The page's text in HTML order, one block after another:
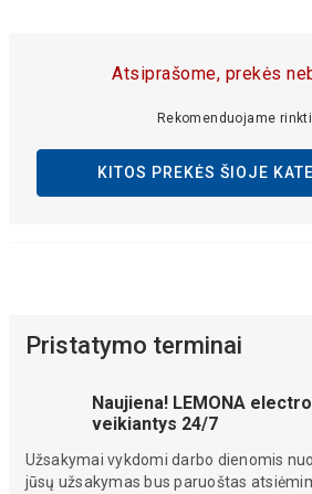
Atsiprašome, prekės
Rekomenduojame
KITOS PREKĖS ŠIOJE
Pristatymo terminai
Naujiena! LEMONA
veikiantys 24/7
Užsakymai vykdomi darbo dienomis
jūsų užsakymas bus paruoštas